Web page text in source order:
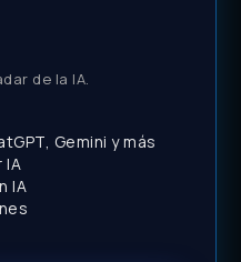
de la IA.
Gemini y más
IA
IA